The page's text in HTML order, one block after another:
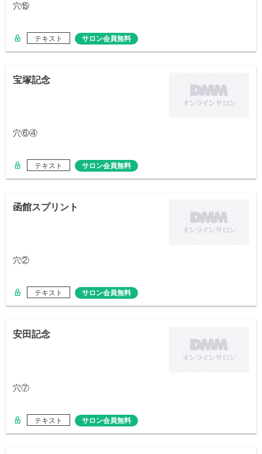
穴⑮
テキスト サロン会員無料
宝塚記念
穴⑥④
テキスト サロン会員無料
函館スプリント
穴②
テキスト サロン会員無料
安田記念
穴⑦
テキスト サロン会員無料